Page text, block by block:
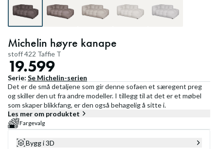
Michelin høyre kanape
stoff 422 Taffie T
19.599
Serie: Se Michelin-serien
Det er de små detaljene som gir denne sofaen et særegent preg
og skiller den ut fra andre modeller. I tillegg til at det er et møbel
som skaper blikkfang, er den også behagelig å sitte i.
Les mer om produktet
Fargevalg
Bygg i 3D